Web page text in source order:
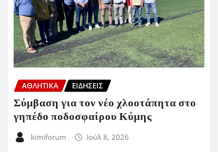
ΑΘΛΗΤΙΚΑ ΕΙΔΗΣΕΙΣ
Σύμβαση για τον νέο χλοοτάπητα στο
γηπέδο ποδοσφαίρου Κύμης
kimiforum Ιούλ 8, 2026